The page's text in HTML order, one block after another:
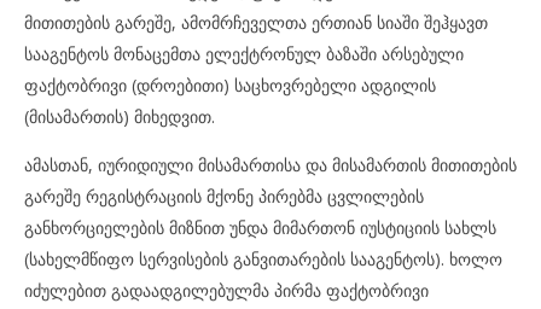
მითითების გარეშე, ამომრჩეველთა ერთიან სიაში შეჰყავთ
სააგენტოს მონაცემთა ელექტრონულ ბაზაში არსებული
ფაქტობრივი (დროებითი) საცხოვრებელი ადგილის
(მისამართის) მიხედვით.
ამასთან, იურიდიული მისამართისა და მისამართის მითითების
გარეშე რეგისტრაციის მქონე პირებმა ცვლილების
განხორციელების მიზნით უნდა მიმართონ იუსტიციის სახლს
(სახელმწიფო სერვისების განვითარების სააგენტოს). ხოლო
იძულებით გადაადგილებულმა პირმა ფაქტობრივი